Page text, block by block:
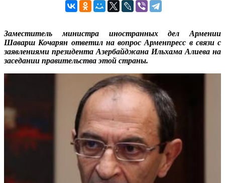
Заместитель министра иностранных дел Армении
Шаварш Кочарян ответил на вопрос Арменпресс в связи с
заявлениями президента Азербайджана Ильхама Алиева на
заседании правительства этой страны.